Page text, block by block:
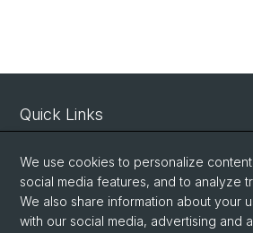
Quick Links
Intranet
Contact
Important Links / Pictures
We use cookies to personalize
social media features, and to analyze
We also share information about your
with our social media, advertising and